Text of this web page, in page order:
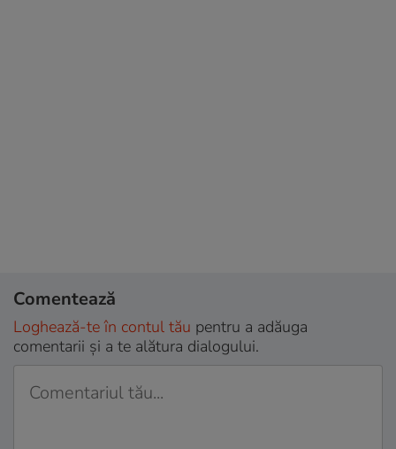
Comentează
Loghează-te în contul tău pentru a adăuga
comentarii și a te alătura dialogului.